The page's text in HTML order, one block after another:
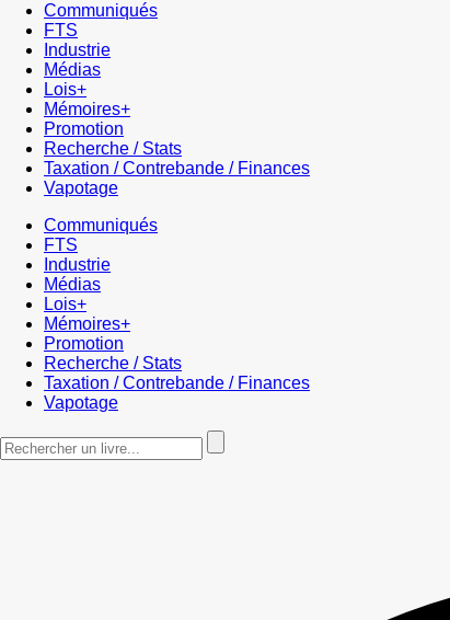
Communiqués
FTS
Industrie
Médias
Lois+
Mémoires+
Promotion
Recherche / Stats
Taxation / Contrebande / Finances
Vapotage
Communiqués
FTS
Industrie
Médias
Lois+
Mémoires+
Promotion
Recherche / Stats
Taxation / Contrebande / Finances
Vapotage